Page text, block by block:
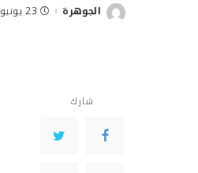
Posted
الجوهرة 23 يونيو، 2019
شارك